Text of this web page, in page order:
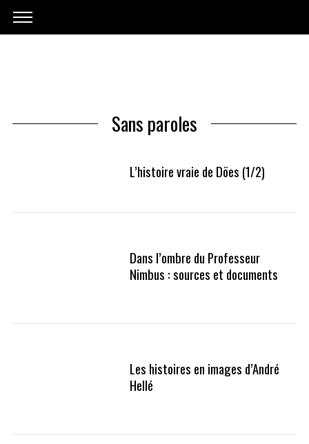
Sans paroles
L’histoire vraie de Döes (1/2)
Dans l’ombre du Professeur
Nimbus : sources et documents
Les histoires en images d’André
Hellé